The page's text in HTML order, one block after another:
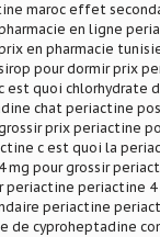
maroc effet
en ligne
en pharmacie
pour dormir prix
est quoi chlorhydrate
chat periactine
prix periactine
c est quoi la
mg pour grossir
periactine periactine 4
periactine
de cyproheptadine